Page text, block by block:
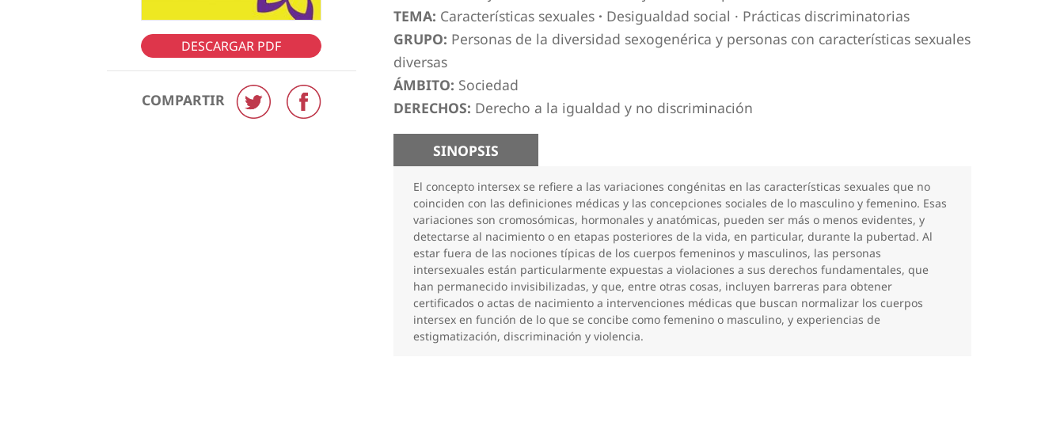
DESCARGAR PDF
COMPARTIR
TEMA: Características sexuales · Desigualdad social · Prácticas discriminatorias
GRUPO: Personas de la diversidad sexogenérica y personas con características sexuales
diversas
ÁMBITO: Sociedad
DERECHOS: Derecho a la igualdad y no discriminación
SINOPSIS
El concepto intersex se refiere a las variaciones congénitas en las características sexuales que no
coinciden con las definiciones médicas y las concepciones sociales de lo masculino y femenino. Esas
variaciones son cromosómicas, hormonales y anatómicas, pueden ser más o menos evidentes, y
detectarse al nacimiento o en etapas posteriores de la vida, en particular, durante la pubertad. Al
estar fuera de las nociones típicas de los cuerpos femeninos y masculinos, las personas
intersexuales están particularmente expuestas a violaciones a sus derechos fundamentales, que
han permanecido invisibilizadas, y que, entre otras cosas, incluyen barreras para obtener
certificados o actas de nacimiento a intervenciones médicas que buscan normalizar los cuerpos
intersex en función de lo que se concibe como femenino o masculino, y experiencias de
estigmatización, discriminación y violencia.